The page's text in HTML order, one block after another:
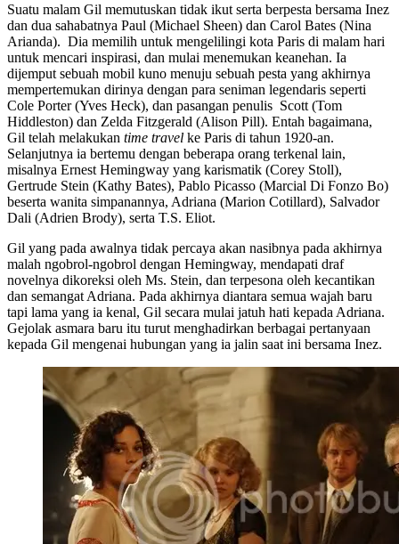
Suatu malam Gil memutuskan tidak ikut serta berpesta bersama Inez
dan dua sahabatnya Paul (Michael Sheen) dan Carol Bates (Nina
Arianda). Dia memilih untuk mengelilingi kota Paris di malam hari
untuk mencari inspirasi, dan mulai menemukan keanehan. Ia
dijemput sebuah mobil kuno menuju sebuah pesta yang akhirnya
mempertemukan dirinya dengan para seniman legendaris seperti
Cole Porter (Yves Heck), dan pasangan penulis Scott (Tom
Hiddleston) dan Zelda Fitzgerald (Alison Pill). Entah bagaimana,
Gil telah melakukan time travel ke Paris di tahun 1920-an.
Selanjutnya ia bertemu dengan beberapa orang terkenal lain,
misalnya Ernest Hemingway yang karismatik (Corey Stoll),
Gertrude Stein (Kathy Bates), Pablo Picasso (Marcial Di Fonzo Bo)
beserta wanita simpanannya, Adriana (Marion Cotillard), Salvador
Dali (Adrien Brody), serta T.S. Eliot.
Gil yang pada awalnya tidak percaya akan nasibnya pada akhirnya
malah ngobrol-ngobrol dengan Hemingway, mendapati draf
novelnya dikoreksi oleh Ms. Stein, dan terpesona oleh kecantikan
dan semangat Adriana. Pada akhirnya diantara semua wajah baru
tapi lama yang ia kenal, Gil secara mulai jatuh hati kepada Adriana.
Gejolak asmara baru itu turut menghadirkan berbagai pertanyaan
kepada Gil mengenai hubungan yang ia jalin saat ini bersama Inez.